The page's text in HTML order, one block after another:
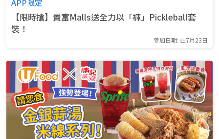
APP限定
【限時搶】置富Malls送全力以「褲」Pickleball套
裝！
參加日期: 由7月23日